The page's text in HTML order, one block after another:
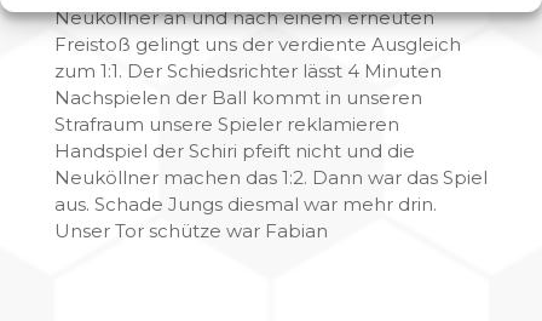
Neuköllner an und nach einem erneuten
Freistoß gelingt uns der verdiente Ausgleich
zum 1:1. Der Schiedsrichter lässt 4 Minuten
Nachspielen der Ball kommt in unseren
Strafraum unsere Spieler reklamieren
Handspiel der Schiri pfeift nicht und die
Neuköllner machen das 1:2. Dann war das Spiel
aus. Schade Jungs diesmal war mehr drin.
Unser Tor schütze war Fabian